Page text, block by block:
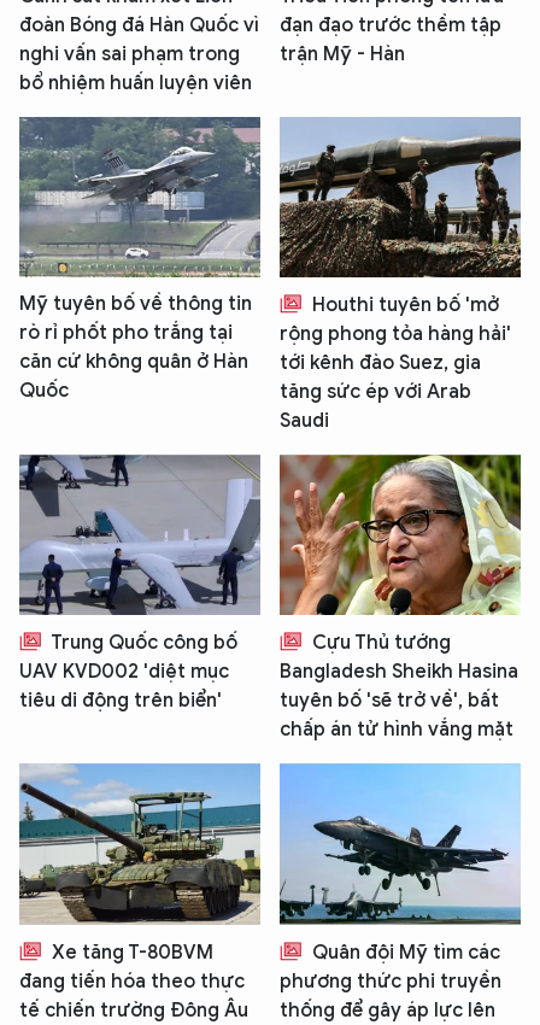
đoàn Bóng đá Hàn Quốc vì
nghi vấn sai phạm trong
bổ nhiệm huấn luyện viên
đạn đạo trước thềm tập
trận Mỹ - Hàn
Mỹ tuyên bố về thông tin
rò rỉ phốt pho trắng tại
căn cứ không quân ở Hàn
Quốc
Houthi tuyên bố 'mở
rộng phong tỏa hàng hải'
tới kênh đào Suez, gia
tăng sức ép với Arab
Saudi
Trung Quốc công bố
UAV KVD002 'diệt mục
tiêu di động trên biển'
Cựu Thủ tướng
Bangladesh Sheikh Hasina
tuyên bố 'sẽ trở về', bất
chấp án tử hình vắng mặt
Xe tăng T-80BVM
đang tiến hóa theo thực
tế chiến trường Đông Âu
Quân đội Mỹ tìm các
phương thức phi truyền
thống để gây áp lực lên